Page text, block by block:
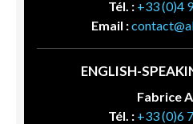
Tél. : +33 (0)4
Email :
ENGLISH-
Fabrice
Tél. : +33 (0)6